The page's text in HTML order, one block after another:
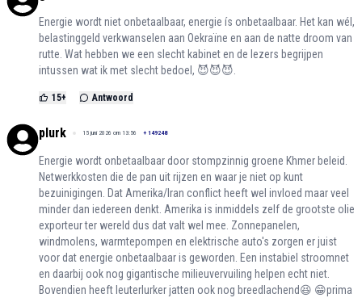
Energie wordt niet onbetaalbaar, energie ís onbetaalbaar. Het kan wél,
belastinggeld verkwanselen aan Oekraïne en aan de natte droom van
rutte. Wat hebben we een slecht kabinet en de lezers begrijpen
intussen wat ik met slecht bedoel, 😈😈😈.
15+ Antwoord
plurk 15 juni 2026 om 13:56 + 149248
Energie wordt onbetaalbaar door stompzinnig groene Khmer beleid.
Netwerkkosten die de pan uit rijzen en waar je niet op kunt
bezuinigingen. Dat Amerika/Iran conflict heeft wel invloed maar veel
minder dan iedereen denkt. Amerika is inmiddels zelf de grootste olie
exporteur ter wereld dus dat valt wel mee. Zonnepanelen,
windmolens, warmtepompen en elektrische auto's zorgen er juist
voor dat energie onbetaalbaar is geworden. Een instabiel stroomnet
en daarbij ook nog gigantische milieuvervuiling helpen echt niet.
Bovendien heeft leuterlurker jatten ook nog breedlachend😆 😁prima